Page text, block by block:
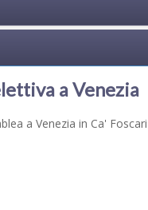
a Venezia
a Venezia in Ca' Foscari